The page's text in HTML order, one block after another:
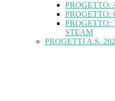
PROGETTO:
PROGETTO:
PROGETTO:
STEAM
PROGETTI A.S.